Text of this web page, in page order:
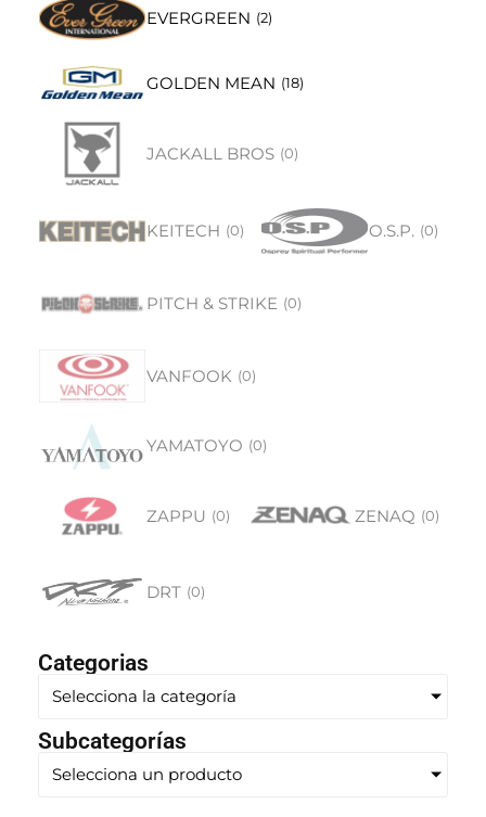
EVERGREEN (2)
GOLDEN MEAN (18)
JACKALL BROS (0)
KEITECH (0) O.S.P. (0)
PITCH & STRIKE (0)
VANFOOK (0)
YAMATOYO (0)
ZAPPU (0) ZENAQ (0)
DRT (0)
Categorias
Selecciona la categoría
Subcategorías
Selecciona un producto